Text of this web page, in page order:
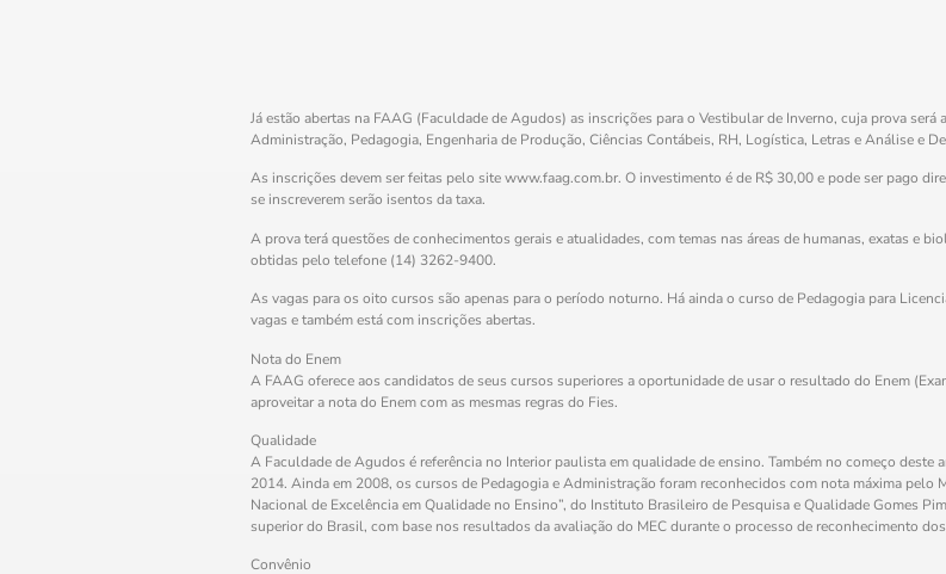
Já estão abertas na FAAG (Faculdade de Agudos) as inscrições para o Vestibular de Inverno, cuja prova
Administração, Pedagogia, Engenharia de Produção, Ciências Contábeis, RH, Logística, Letras e Análise e
As inscrições devem ser feitas pelo site www.faag.com.br. O investimento é de R$ 30,00 e pode ser pago
se inscreverem serão isentos da taxa.
A prova terá questões de conhecimentos gerais e atualidades, com temas nas áreas de humanas, exatas e
obtidas pelo telefone (14) 3262-9400.
As vagas para os oito cursos são apenas para o período noturno. Há ainda o curso de Pedagogia para
vagas e também está com inscrições abertas.
Nota do Enem
A FAAG oferece aos candidatos de seus cursos superiores a oportunidade de usar o resultado do Enem
aproveitar a nota do Enem com as mesmas regras do Fies.
Qualidade
A Faculdade de Agudos é referência no Interior paulista em qualidade de ensino. Também no começo
2014. Ainda em 2008, os cursos de Pedagogia e Administração foram reconhecidos com nota máxima pelo
Nacional de Excelência em Qualidade no Ensino”, do Instituto Brasileiro de Pesquisa e Qualidade Gomes
superior do Brasil, com base nos resultados da avaliação do MEC durante o processo de reconhecimento
Convênio